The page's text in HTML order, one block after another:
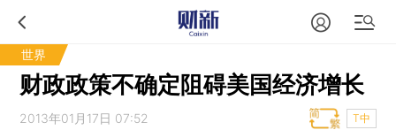
世界
财政政策不确定阻碍美国经济增长
2013年01月17日 07:52 T中